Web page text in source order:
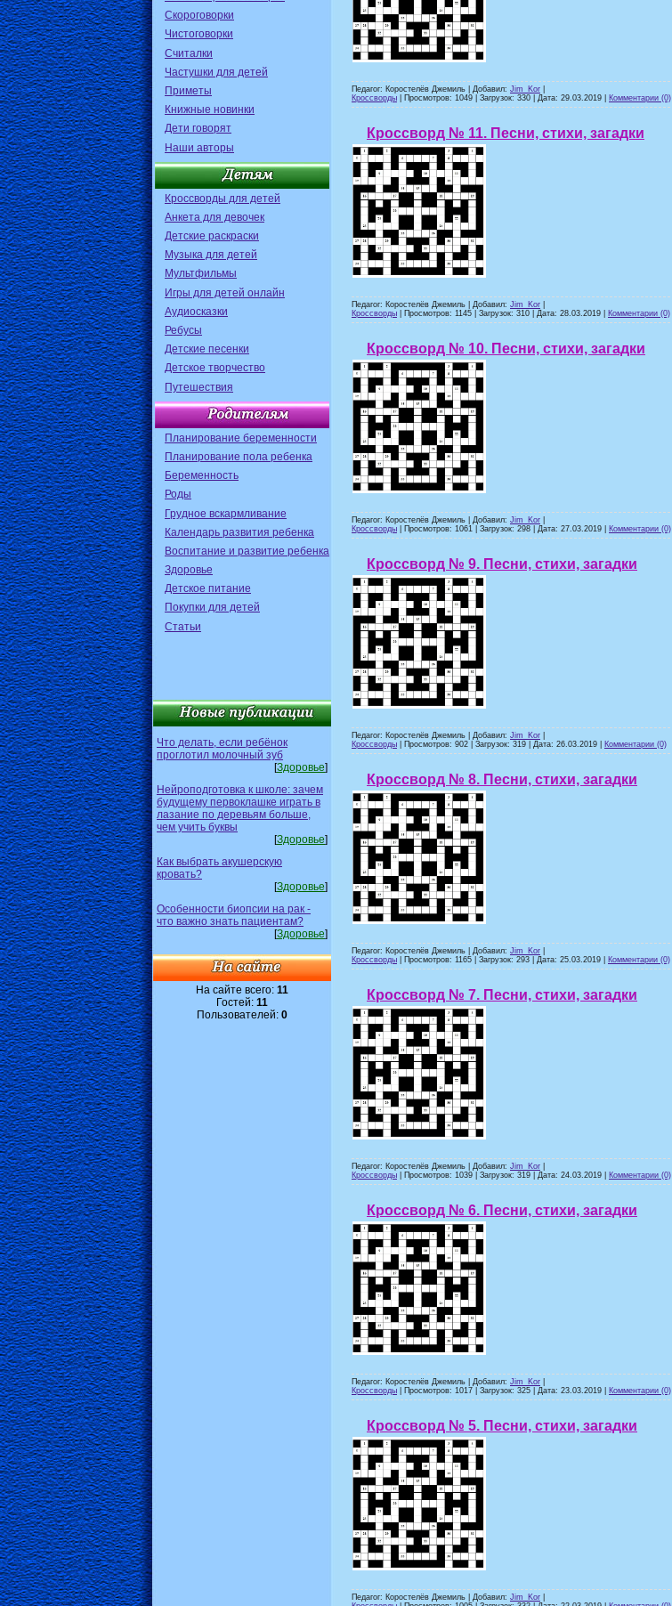
Скороговорки
Чистоговорки
Считалки
Частушки для детей
Приметы
Книжные новинки
Дети говорят
Наши авторы
Кроссворды для детей
Анкета для девочек
Детские раскраски
Музыка для детей
Мультфильмы
Игры для детей онлайн
Аудиосказки
Ребусы
Детские песенки
Детское творчество
Путешествия
Планирование беременности
Планирование пола ребенка
Беременность
Роды
Грудное вскармливание
Календарь развития ребенка
Воспитание и развитие ребенка
Здоровье
Детское питание
Покупки для детей
Статьи
Что делать, если ребёнок
проглотил молочный зуб
[Здоровье]
Нейроподготовка к школе: зачем
будущему первоклашке играть в
лазание по деревьям больше,
чем учить буквы
[Здоровье]
Как выбрать акушерскую
кровать?
[Здоровье]
Особенности биопсии на рак -
что важно знать пациентам?
[Здоровье]
На сайте всего: 11
Гостей: 11
Пользователей: 0
Педагог: Коростелёв Джемиль | Добавил: Jim_Kor
Кроссворды | Просмотров: 1049 | Загрузок: 330 | Дата: 29.03.2019 Комментарии (0)
Кроссворд № 11. Песни, стихи, загадки
Педагог: Коростелёв Джемиль | Добавил: Jim_Kor
Кроссворды | Просмотров: 1145 | Загрузок: 310 | Дата: 28.03.2019 Комментарии (0)
Кроссворд № 10. Песни, стихи, загадки
Педагог: Коростелёв Джемиль | Добавил: Jim_Kor
Кроссворды | Просмотров: 1061 | Загрузок: 298 | Дата: 27.03.2019 Комментарии (0)
Кроссворд № 9. Песни, стихи, загадки
Педагог: Коростелёв Джемиль | Добавил: Jim_Kor
Кроссворды | Просмотров: 902 | Загрузок: 319 | Дата: 26.03.2019 Комментарии (0)
Кроссворд № 8. Песни, стихи, загадки
Педагог: Коростелёв Джемиль | Добавил: Jim_Kor
Кроссворды | Просмотров: 1165 | Загрузок: 293 | Дата: 25.03.2019 Комментарии (0)
Кроссворд № 7. Песни, стихи, загадки
Педагог: Коростелёв Джемиль | Добавил: Jim_Kor
Кроссворды | Просмотров: 1039 | Загрузок: 319 | Дата: 24.03.2019 Комментарии (0)
Кроссворд № 6. Песни, стихи, загадки
Педагог: Коростелёв Джемиль | Добавил: Jim_Kor
Кроссворды | Просмотров: 1017 | Загрузок: 325 | Дата: 23.03.2019 Комментарии (0)
Кроссворд № 5. Песни, стихи, загадки
Педагог: Коростелёв Джемиль | Добавил: Jim_Kor